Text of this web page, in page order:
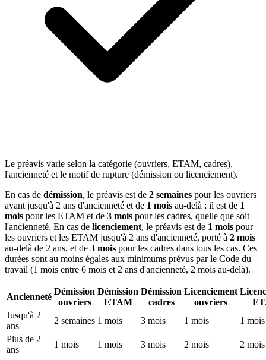
Le préavis varie selon la catégorie (ouvriers, ETAM, cadres),
l'ancienneté et le motif de rupture (démission ou licenciement).
En cas de démission, le préavis est de 2 semaines pour les ouvriers
ayant jusqu'à 2 ans d'ancienneté et de 1 mois au-delà ; il est de 1
mois pour les ETAM et de 3 mois pour les cadres, quelle que soit
l'ancienneté. En cas de licenciement, le préavis est de 1 mois pour
les ouvriers et les ETAM jusqu'à 2 ans d'ancienneté, porté à 2 mois
au-delà de 2 ans, et de 3 mois pour les cadres dans tous les cas. Ces
durées sont au moins égales aux minimums prévus par le Code du
travail (1 mois entre 6 mois et 2 ans d'ancienneté, 2 mois au-delà).
Ancienneté
Démission
ouvriers
Démission
ETAM
Démission
cadres
Licenciement
ouvriers
Jusqu'à 2
ans
2 semaines 1 mois 3 mois 1 mois
1 mois
Plus de 2
ans
1 mois 1 mois 3 mois 2 mois 2 mois